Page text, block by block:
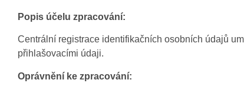
Popis účelu zpracování:
Centrální registrace identifikačních osobních údajů
přihlašovacími údaji.
Oprávnění ke zpracování: